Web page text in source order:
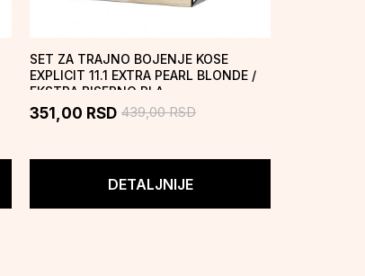
SET ZA TRAJNO BOJENJE KOSE
EXPLICIT 11.1 EXTRA PEARL BLONDE /
EKSTRA BISERNO PLA...
DETALJNIJE
351,00 RSD 439,00RSD